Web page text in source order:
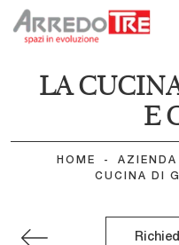
LA
E
HOME - AZIENDA
CUCINA DI